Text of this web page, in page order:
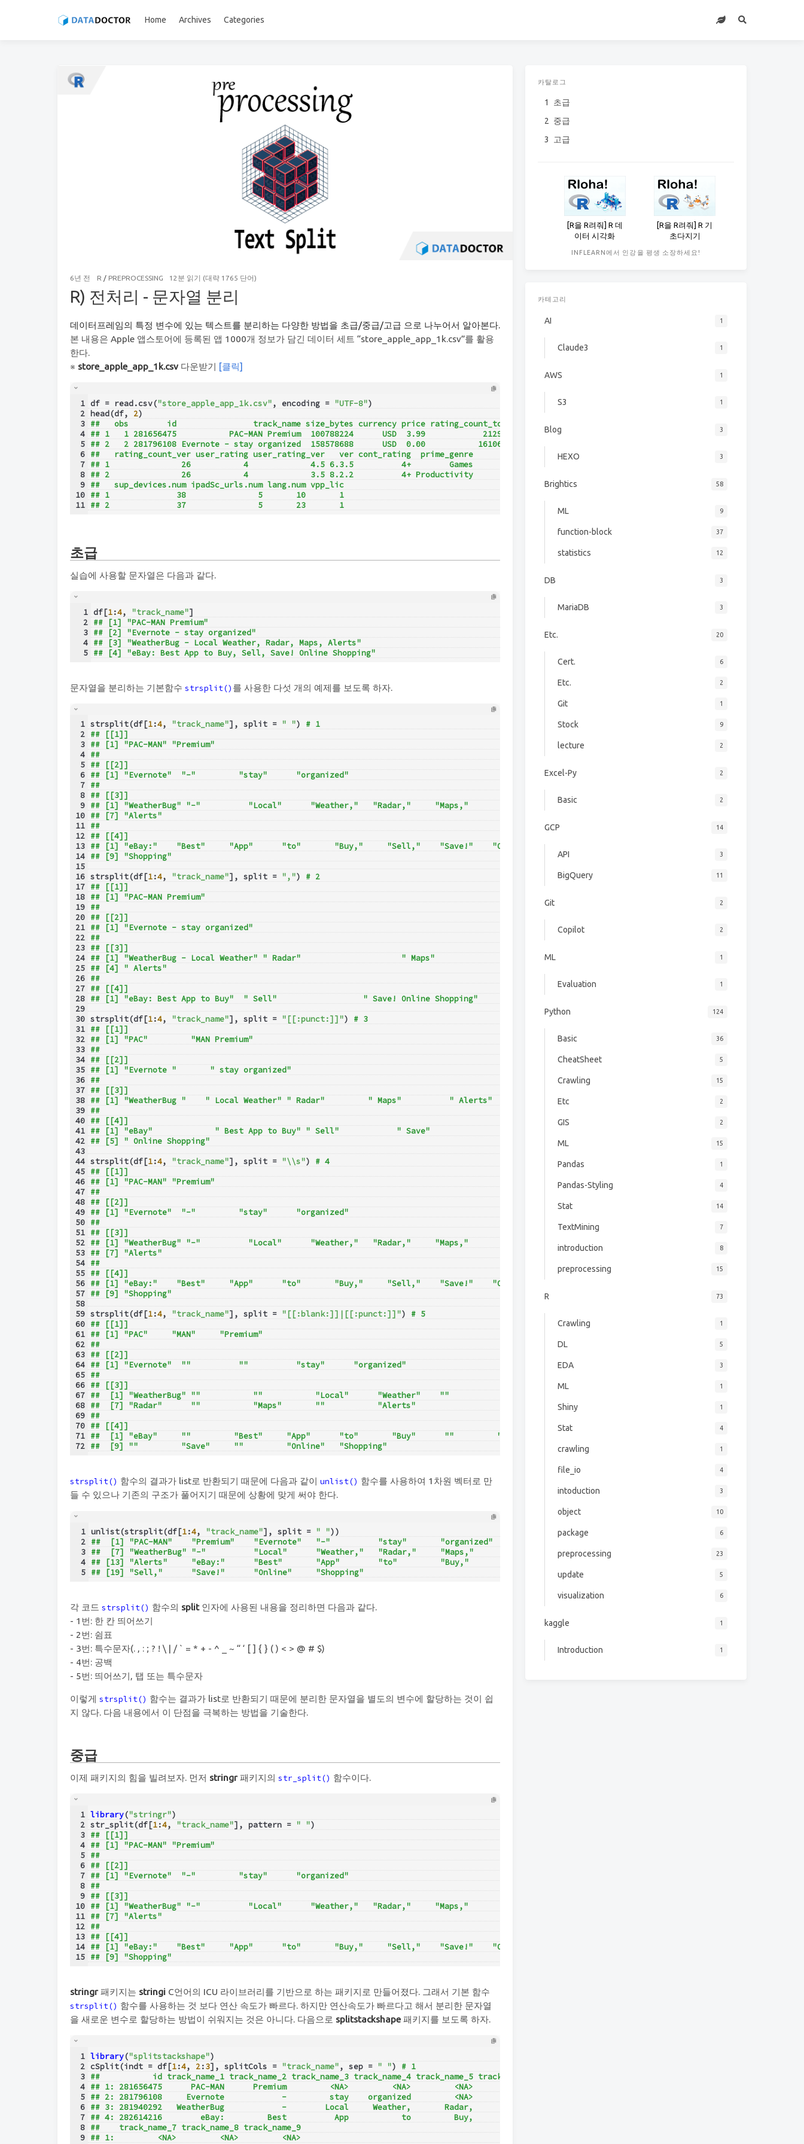
Home Archives Categories
6년 전 R / PREPROCESSING 12분 읽기 (대략 1765 단어)
R) 전처리 - 문자열 분리
데이터프레임의 특정 변수에 있는 텍스트를 분리하는 다양한 방법을 초급/중급/고급 으로 나누어서 알아본다.
본 내용은 Apple 앱스토어에 등록된 앱 1000개 정보가 담긴 데이터 세트 “store_apple_app_1k.csv”를 활용
한다.
※ store_apple_app_1k.csv 다운받기 [클릭]
1
2
3
4
5
6
7
8
9
10
11
df = read.csv("store_apple_app_1k.csv", encoding = "UTF-8")
head(df, 2)
##   obs        id                track_name size_bytes currency price rating_count_tot
## 1   1 281656475           PAC-MAN Premium  100788224      USD  3.99            21292
## 2   2 281796108 Evernote - stay organized  158578688      USD  0.00           161065
##   rating_count_ver user_rating user_rating_ver   ver cont_rating  prime_genre
## 1               26           4             4.5 6.3.5          4+        Games
## 2               26           4             3.5 8.2.2          4+ Productivity
##   sup_devices.num ipadSc_urls.num lang.num vpp_lic
## 1              38               5       10       1
## 2              37               5       23       1
초급
실습에 사용할 문자열은 다음과 같다.
1
2
3
4
5
df[1:4, "track_name"]
## [1] "PAC-MAN Premium"
## [2] "Evernote - stay organized"
## [3] "WeatherBug - Local Weather, Radar, Maps, Alerts"
## [4] "eBay: Best App to Buy, Sell, Save! Online Shopping"
문자열을 분리하는 기본함수 strsplit() 를 사용한 다섯 개의 예제를 보도록 하자.
1
2
3
4
5
6
7
8
9
10
11
12
13
14
15
16
17
18
19
20
21
22
23
24
25
26
27
28
29
30
31
32
33
34
35
36
37
38
39
40
41
42
43
44
45
46
47
48
49
50
51
52
53
54
55
56
57
58
59
60
61
62
63
64
65
66
67
68
69
70
71
72
strsplit(df[1:4, "track_name"], split = " ") # 1
## [[1]]
## [1] "PAC-MAN" "Premium"
##
## [[2]]
## [1] "Evernote"  "-"         "stay"      "organized"
##
## [[3]]
## [1] "WeatherBug" "-"          "Local"      "Weather,"   "Radar,"     "Maps,"
## [7] "Alerts"
##
## [[4]]
## [1] "eBay:"    "Best"     "App"      "to"       "Buy,"     "Sell,"    "Save!"    "Online"
## [9] "Shopping"
strsplit(df[1:4, "track_name"], split = ",") # 2
## [[1]]
## [1] "PAC-MAN Premium"
##
## [[2]]
## [1] "Evernote - stay organized"
##
## [[3]]
## [1] "WeatherBug - Local Weather" " Radar"                     " Maps"
## [4] " Alerts"
##
## [[4]]
## [1] "eBay: Best App to Buy"  " Sell"                  " Save! Online Shopping"
strsplit(df[1:4, "track_name"], split = "[[:punct:]]") # 3
## [[1]]
## [1] "PAC"         "MAN Premium"
##
## [[2]]
## [1] "Evernote "       " stay organized"
##
## [[3]]
## [1] "WeatherBug "    " Local Weather" " Radar"         " Maps"          " Alerts"
##
## [[4]]
## [1] "eBay"             " Best App to Buy" " Sell"            " Save"
## [5] " Online Shopping"
strsplit(df[1:4, "track_name"], split = "\\s") # 4
## [[1]]
## [1] "PAC-MAN" "Premium"
##
## [[2]]
## [1] "Evernote"  "-"         "stay"      "organized"
##
## [[3]]
## [1] "WeatherBug" "-"          "Local"      "Weather,"   "Radar,"     "Maps,"
## [7] "Alerts"
##
## [[4]]
## [1] "eBay:"    "Best"     "App"      "to"       "Buy,"     "Sell,"    "Save!"    "Online"
## [9] "Shopping"
strsplit(df[1:4, "track_name"], split = "[[:blank:]]|[[:punct:]]") # 5
## [[1]]
## [1] "PAC"     "MAN"     "Premium"
##
## [[2]]
## [1] "Evernote"  ""          ""          "stay"      "organized"
##
## [[3]]
##  [1] "WeatherBug" ""           ""           "Local"      "Weather"    ""
##  [7] "Radar"      ""           "Maps"       ""           "Alerts"
##
## [[4]]
##  [1] "eBay"     ""         "Best"     "App"      "to"       "Buy"      ""         "Sell"
##  [9] ""         "Save"     ""         "Online"   "Shopping"
strsplit() 함수의 결과가 list로 반환되기 때문에 다음과 같이 unlist() 함수를 사용하여 1차원 벡터로 만
들 수 있으나 기존의 구조가 풀어지기 때문에 상황에 맞게 써야 한다.
1
2
3
4
5
unlist(strsplit(df[1:4, "track_name"], split = " "))
##  [1] "PAC-MAN"    "Premium"    "Evernote"   "-"          "stay"       "organized"
##  [7] "WeatherBug" "-"          "Local"      "Weather,"   "Radar,"     "Maps,"
## [13] "Alerts"     "eBay:"      "Best"       "App"        "to"         "Buy,"
## [19] "Sell,"      "Save!"      "Online"     "Shopping"
각 코드 strsplit() 함수의 split인자에 사용된 내용을 정리하면 다음과 같다.
- 1번: 한 칸 띄어쓰기
- 2번: 쉼표
- 3번: 특수문자(. , : ; ? ! \ | / ` = * + - ^ _ ~ “ ‘ [ ] { } ( ) < > @ # $)
- 4번: 공백
- 5번: 띄어쓰기, 탭 또는 특수문자
이렇게 strsplit() 함수는 결과가 list로 반환되기 때문에 분리한 문자열을 별도의 변수에 할당하는 것이 쉽
지 않다. 다음 내용에서 이 단점을 극복하는 방법을 기술한다.
중급
이제 패키지의 힘을 빌려보자. 먼저 stringr패키지의 str_split() 함수이다.
1
2
3
4
5
6
7
8
9
10
11
12
13
14
15
library("stringr")
str_split(df[1:4, "track_name"], pattern = " ")
## [[1]]
## [1] "PAC-MAN" "Premium"
##
## [[2]]
## [1] "Evernote"  "-"         "stay"      "organized"
##
## [[3]]
## [1] "WeatherBug" "-"          "Local"      "Weather,"   "Radar,"     "Maps,"
## [7] "Alerts"
##
## [[4]]
## [1] "eBay:"    "Best"     "App"      "to"       "Buy,"     "Sell,"    "Save!"    "Online"
## [9] "Shopping"
stringr패키지는 stringi C언어의 ICU 라이브러리를 기반으로 하는 패키지로 만들어졌다. 그래서 기본 함수
strsplit() 함수를 사용하는 것 보다 연산 속도가 빠르다. 하지만 연산속도가 빠르다고 해서 분리한 문자열
을 새로운 변수로 할당하는 방법이 쉬워지는 것은 아니다. 다음으로 splitstackshape 패키지를 보도록 하자.
1
2
3
4
5
6
7
8
9
library("splitstackshape")
cSplit(indt = df[1:4, 2:3], splitCols = "track_name", sep = " ") # 1
##           id track_name_1 track_name_2 track_name_3 track_name_4 track_name_5 track_name_6
## 1: 281656475      PAC-MAN      Premium         <NA>         <NA>         <NA>         <NA>
## 2: 281796108     Evernote            -         stay    organized         <NA>         <NA>
## 3: 281940292   WeatherBug            -        Local     Weather,       Radar,        Maps,
## 4: 282614216        eBay:         Best          App           to         Buy,        Sell,
##    track_name_7 track_name_8 track_name_9
## 1:         <NA>         <NA>         <NA>
카탈로그
1
초급
2 중급
3
고급
[R을 R려줘] R 데
이터 시각화
[R을 R려줘] R 기
초다지기
INFLEARN에서 인강을 평생 소장하세요!
카테고리
AI 1
Claude3 1
AWS 1
S3 1
Blog 3
HEXO 3
Brightics 58
ML 9
function-block 37
statistics 12
DB 3
MariaDB 3
Etc. 20
Cert. 6
Etc. 2
Git 1
Stock 9
lecture 2
Excel-Py 2
Basic 2
GCP 14
API 3
BigQuery 11
Git 2
Copilot 2
ML 1
Evaluation 1
Python 124
Basic 36
CheatSheet 5
Crawling 15
Etc 2
GIS 2
ML 15
Pandas 1
Pandas-Styling 4
Stat 14
TextMining 7
introduction 8
preprocessing 15
R 73
Crawling 1
DL 5
EDA 3
ML 1
Shiny 1
Stat 4
crawling 1
file_io 4
intoduction 3
object 10
package 6
preprocessing 23
update 5
visualization 6
kaggle 1
Introduction 1